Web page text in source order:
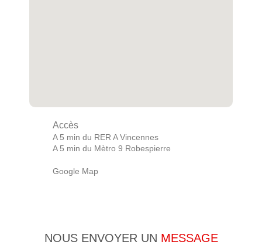
Accès
A 5 min du RER A Vincennes
A 5 min du Mètro 9 Robespierre
Google Map
NOUS ENVOYER UN MESSAGE